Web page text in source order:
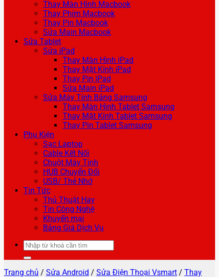
Thay Màn Hình Macbook
Thay Phím Macbook
Thay Pin Macbook
Sửa Main Macbook
Sửa Tablet
Sửa iPad
Thay Màn Hình iPad
Thay Mặt Kính iPad
Thay Pin iPad
Sửa Main iPad
Sửa Máy Tính Bảng Samsung
Thay Màn Hình Tablet Samsung
Thay Mặt Kính Tablet Samsung
Thay Pin Tablet Samsung
Phụ Kiện
Sạc Laptop
Cable Kết Nối
Chuột Máy Tính
HUB Chuyển Đổi
USB/ Thẻ Nhớ
Tin Tức
Thủ Thuật Hay
Tin Công Nghệ
Khuyến mại
Bảng Giá Dịch Vụ
Tìm
kiếm:
Trang chủ / Sửa Android / Sửa Điện Thoại Vsmart / Thay